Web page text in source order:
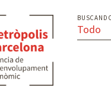
Todo